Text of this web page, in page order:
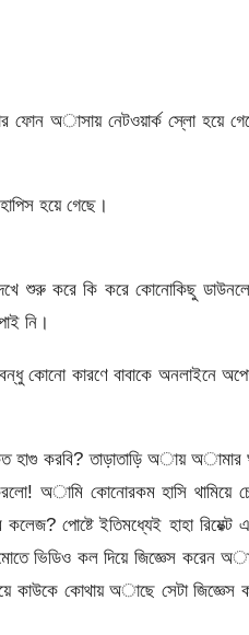
ফোন অাসায় নেটওয়ার্ক স্লো হয়ে
হয়ে গেছে।
শুরু করে কি করে কোনোকিছু
নি।
কোনো কারণে বাবাকে অনলাইনে
হাগু করবি? তাড়াতাড়ি অায় অামার
করলো! অামি কোনোরকম হাসি থামিয়ে
পোষ্টে ইতিমধ্যেই হাহা রিয়েক্ট
ভিডিও কল দিয়ে জিজ্ঞেস করেন
কাউকে কোথায় অাছে সেটা জিজ্ঞেস